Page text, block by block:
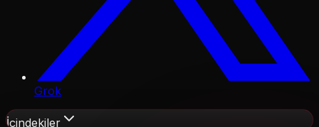
Grok
İçindekiler